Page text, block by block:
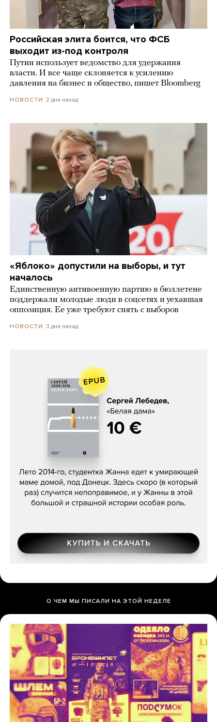
Российская элита боится, что ФСБ
выходит из-под контроля
Путин использует ведомство для удержания
власти. И все чаще склоняется к усилению
давления на бизнес и общество, пишет Bloomberg
НОВОСТИ 2 дня назад
«Яблоко» допустили на выборы, и тут
началось
Единственную антивоенную партию в бюллетене
поддержали молодые люди в соцсетях и уехавшая
оппозиция. Ее уже требуют снять с выборов
НОВОСТИ 3 дня назад
Сергей Лебедев, «Белая дама»
О ЧЕМ МЫ ПИСАЛИ НА ЭТОЙ НЕДЕЛЕ